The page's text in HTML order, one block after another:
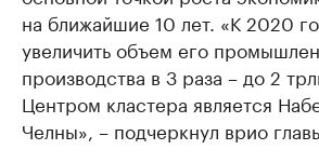
на ближайшие 10 лет. «К 2020
увеличить объем его
производства в 3 раза – до 2
Центром кластера является
Челны», – подчеркнул врио